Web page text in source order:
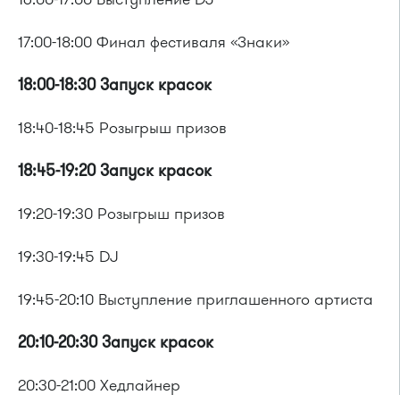
17:00-18:00 Финал фестиваля «Знаки»
18:00-18:30 Запуск красок
18:40-18:45 Розыгрыш призов
18:45-19:20 Запуск красок
19:20-19:30 Розыгрыш призов
19:30-19:45 DJ
19:45-20:10 Выступление приглашенного артиста
20:10-20:30 Запуск красок
20:30-21:00 Хедлайнер